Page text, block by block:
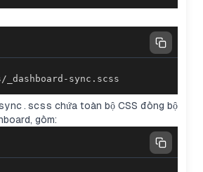
_dashboard-sync.scss
chứa toàn bộ CSS đồng bộ
gồm: